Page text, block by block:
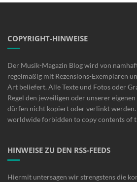
COPYRIGHT-HINWEISE
Der Musik-Magazin Blog wird von
regelmäßig mit Rezensions-Exemplaren
Art beliefert. Alle Texte und Fotos oder
Regel den jeweiligen oder unserer
dürfen nicht kopiert oder verlinkt
worldwide forbidden to copy contents of
HINWEISE ZU DEN RSS-FEEDS
Hiermit untersagen wir strengstens die